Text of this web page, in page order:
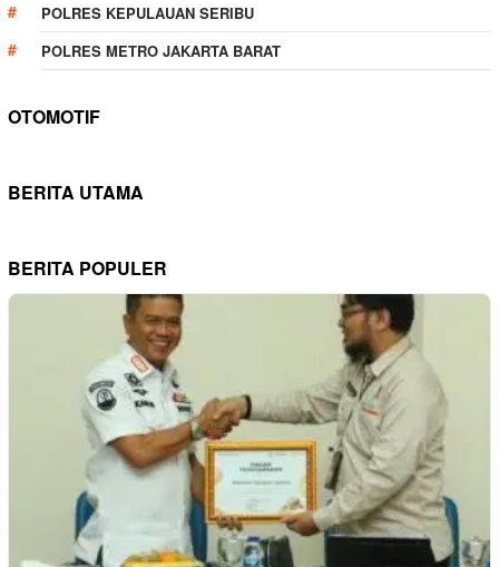
POLRES KEPULAUAN SERIBU
POLRES METRO JAKARTA BARAT
OTOMOTIF
BERITA UTAMA
BERITA POPULER